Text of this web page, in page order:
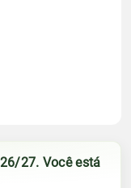
27. Você está